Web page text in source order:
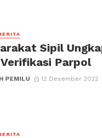
Sipil
Parpol
PEMILU 12 Desember 2022